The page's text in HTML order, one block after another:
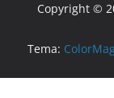
Copyright ©
Tema: